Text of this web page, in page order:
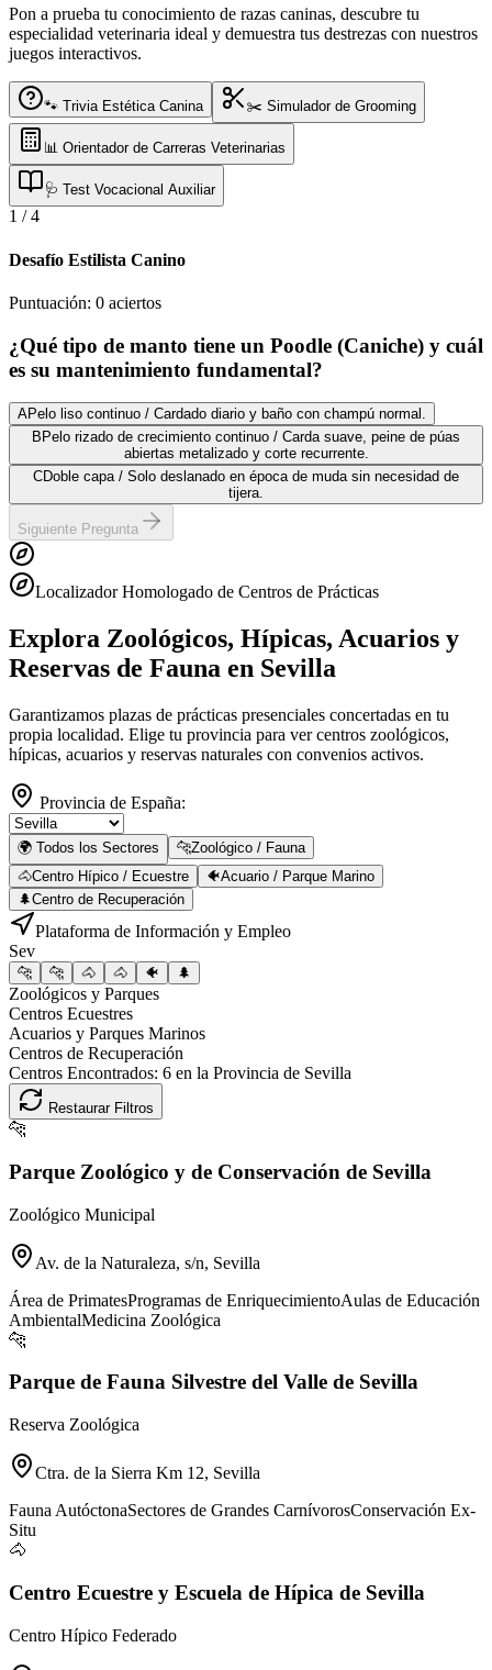
Pon a prueba tu conocimiento de razas caninas, descubre tu
especialidad veterinaria ideal y demuestra tus destrezas con nuestros
juegos interactivos.
🐾 Trivia Estética Canina ✂️ Simulador de Grooming
📊 Orientador de Carreras Veterinarias
🩺 Test Vocacional Auxiliar
1 /4
Desafío Estilista Canino
Puntuación: 0 aciertos
¿Qué tipo de manto tiene un Poodle (Caniche) y cuál
es su mantenimiento fundamental?
APelo liso continuo / Cardado diario y baño con champú normal.
B Pelo rizado de crecimiento continuo / Carda suave, peine de púas
abiertas metalizado y corte recurrente.
CDoble capa / Solo deslanado en época de muda sin necesidad de
tijera.
Siguiente Pregunta
Localizador Homologado de Centros de Prácticas
Explora Zoológicos, Hípicas, Acuarios y
Reservas de Fauna en Sevilla
Garantizamos plazas de prácticas presenciales concertadas en tu
propia localidad. Elige tu provincia para ver centros zoológicos,
hípicas, acuarios y reservas naturales con convenios activos.
Provincia de España:
🌍 Todos los Sectores 🐆Zoológico / Fauna
🐴Centro Hípico / Ecuestre 🐠Acuario / Parque Marino
🌲Centro de Recuperación
Plataforma de Información y Empleo
Sev
🐆 🐆 🐴 🐴 🐠 🌲
Zoológicos y Parques
Centros Ecuestres
Acuarios y Parques Marinos
Centros de Recuperación
Centros Encontrados: 6 en la Provincia de Sevilla
Restaurar Filtros
🐆
Parque Zoológico y de Conservación de Sevilla
Zoológico Municipal
Av. de la Naturaleza, s/n, Sevilla
Área de PrimatesProgramas de EnriquecimientoAulas de Educación
AmbientalMedicina Zoológica
🐆
Parque de Fauna Silvestre del Valle de Sevilla
Reserva Zoológica
Ctra. de la Sierra Km 12, Sevilla
Fauna AutóctonaSectores de Grandes CarnívorosConservación Ex-
Situ
🐴
Centro Ecuestre y Escuela de Hípica de Sevilla
Centro Hípico Federado